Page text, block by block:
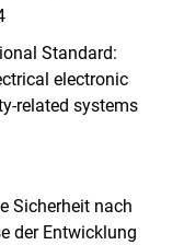
Standard:
electronic
related systems
Sicherheit nach
der Entwicklung